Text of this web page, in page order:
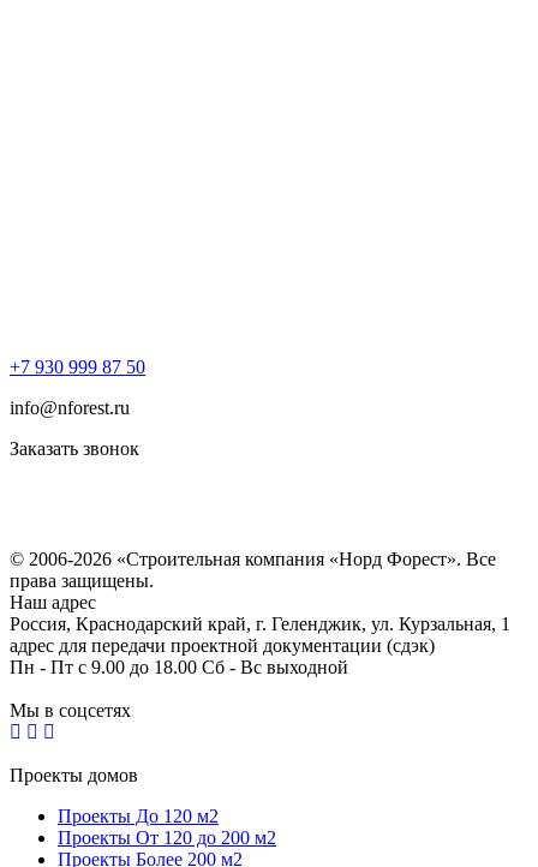
+7 930 999 87 50
info@nforest.ru
Заказать звонок
© 2006-2026 «Строительная компания «Норд Форест». Все
права защищены.
Наш адрес
Россия, Краснодарский край, г. Геленджик, ул. Курзальная, 1
адрес для передачи проектной документации (сдэк)
Пн - Пт с 9.00 до 18.00 Сб - Вс выходной
Мы в соцсетях
Проекты домов
Проекты До 120 м2
Проекты От 120 до 200 м2
Проекты Более 200 м2